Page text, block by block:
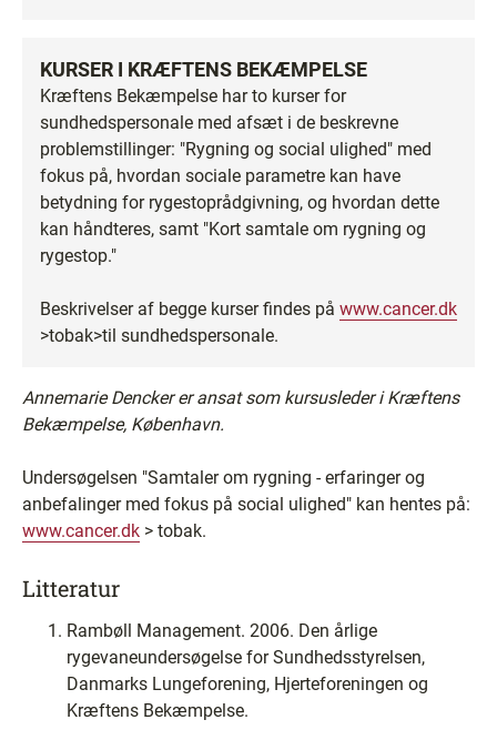
KURSER I KRÆFTENS BEKÆMPELSE
Kræftens Bekæmpelse har to kurser for
sundhedspersonale med afsæt i de beskrevne
problemstillinger: "Rygning og social ulighed" med
fokus på, hvordan sociale parametre kan have
betydning for rygestoprådgivning, og hvordan dette
kan håndteres, samt "Kort samtale om rygning og
rygestop."
Beskrivelser af begge kurser findes på www.cancer.dk
>tobak>til sundhedspersonale.
Annemarie Dencker er ansat som kursusleder i Kræftens
Bekæmpelse, København.
Undersøgelsen "Samtaler om rygning - erfaringer og
anbefalinger med fokus på social ulighed" kan hentes på:
www.cancer.dk > tobak.
Litteratur
Rambøll Management. 2006. Den årlige
rygevaneundersøgelse for Sundhedsstyrelsen,
Danmarks Lungeforening, Hjerteforeningen og
Kræftens Bekæmpelse.